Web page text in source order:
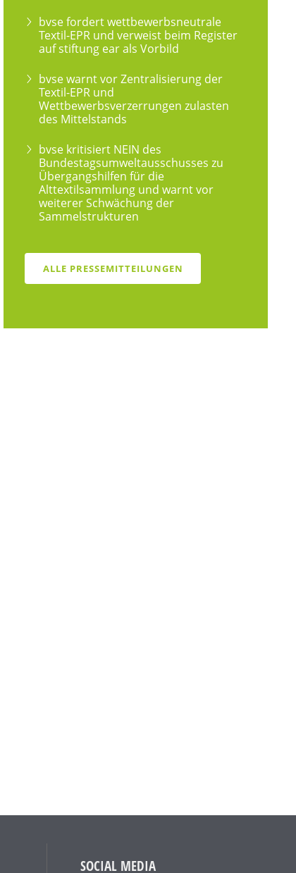
bvse fordert wettbewerbsneutrale
Textil-EPR und verweist beim Register
auf stiftung ear als Vorbild
bvse warnt vor Zentralisierung der
Textil-EPR und
Wettbewerbsverzerrungen zulasten
des Mittelstands
bvse kritisiert NEIN des
Bundestagsumweltausschusses zu
Übergangshilfen für die
Alttextilsammlung und warnt vor
weiterer Schwächung der
Sammelstrukturen
ALLE PRESSEMITTEILUNGEN
SOCIAL MEDIA